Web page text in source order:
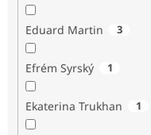
Eduard Martin 3
Efrém Syrský 1
Ekaterina Trukhan 1